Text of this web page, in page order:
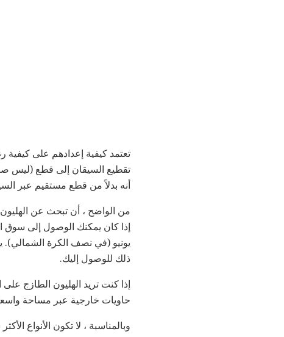
تعتمد كيفية إعدادهم على كيفية
تقطيع السيقان إلى قطع (ليس
أنه بدلاً من قطع مستقيم عبر
من الواضح ، أن تبحث عن
إذا كان يمكنك الوصول إلى سوق
يونيو (في نصف الكرة الشمالي).
ذلك للوصول إليك.
إذا كنت تريد الهليون الطازج
حاويات خارجية عبر مساحة واسعة
وبالمناسبة ، لا تكون الأنواع